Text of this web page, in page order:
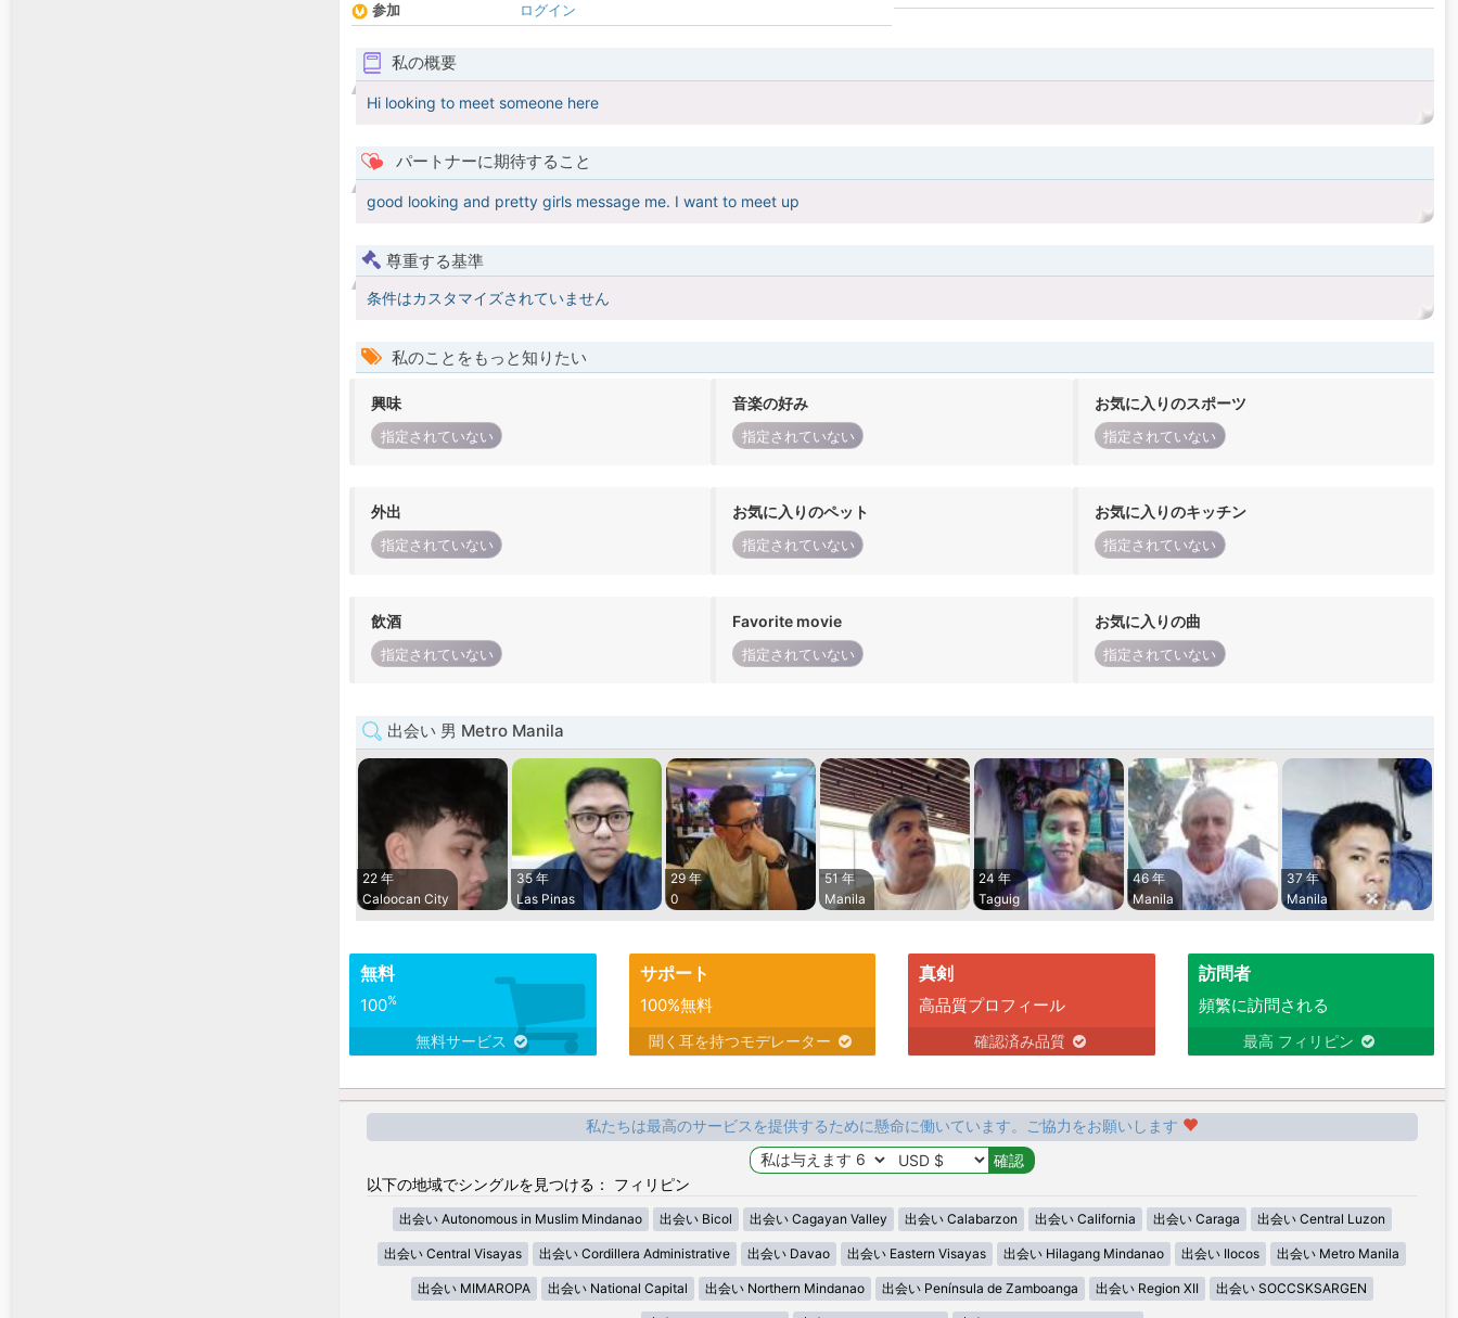
参加
ログイン
私の概要
Hi looking to meet someone here
パートナーに期待すること
good looking and pretty girls message me. I want to meet up
尊重する基準
条件はカスタマイズされていません
私のことをもっと知りたい
興味
指定されていない
音楽の好み
指定されていない
お気に入りのスポーツ
指定されていない
外出
指定されていない
お気に入りのペット
指定されていない
お気に入りのキッチン
指定されていない
飲酒
指定されていない
Favorite movie
指定されていない
お気に入りの曲
指定されていない
出会い 男 Metro Manila
22 年
Caloocan City
35 年
Las Pinas
29 年
0
51 年
Manila
24 年
Taguig
46 年
Manila
37 年
Manila
無料
100%
無料サービス
サポート
100%無料
聞く耳を持つモデレーター
真剣
高品質プロフィール
確認済み品質
訪問者
頻繁に訪問される
最高 フィリピン
私たちは最高のサービスを提供するために懸命に働いています。ご協力をお願いします
以下の地域でシングルを見つける： フィリピン
出会い Autonomous in Muslim Mindanao 出会い Bicol 出会い Cagayan Valley 出会い Calabarzon 出会い California 出会い Caraga 出会い Central Luzon
出会い Central Visayas 出会い Cordillera Administrative 出会い Davao 出会い Eastern Visayas 出会い Hilagang Mindanao 出会い Ilocos 出会い Metro Manila
出会い MIMAROPA 出会い National Capital 出会い Northern Mindanao 出会い Península de Zamboanga 出会い Region XII 出会い SOCCSKSARGEN